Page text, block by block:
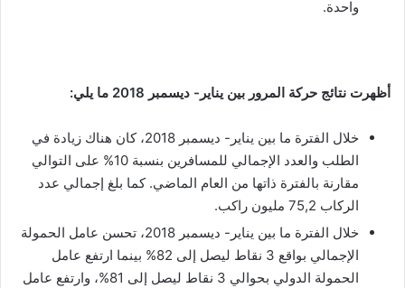
واحدة.
أظهرت نتائج حركة المرور بين يناير- ديسمبر 2018 ما يلي:
خلال الفترة ما بين يناير- ديسمبر 2018، كان هناك زيادة في
الطلب والعدد الإجمالي للمسافرين بنسبة 10% على التوالي
مقارنة بالفترة ذاتها من العام الماضي. كما بلغ إجمالي عدد
الركاب 75,2 مليون راكب.
خلال الفترة ما بين يناير- ديسمبر 2018، تحسن عامل الحمولة
الإجمالي بواقع 3 نقاط ليصل إلى 82% بينما ارتفع عامل
الحمولة الدولي بحوالي 3 نقاط ليصل إلى 81%، وارتفع عامل